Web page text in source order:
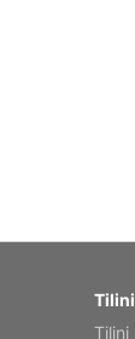
Tilini
Tilini